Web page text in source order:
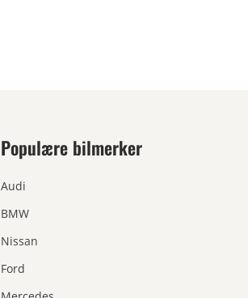
Populære bilmerker
Audi
BMW
Nissan
Ford